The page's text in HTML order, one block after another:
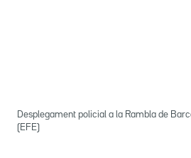
Desplegament policial a la Rambla de
(EFE)